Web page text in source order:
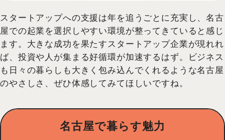
スタートアップへの支援は年を追うごとに充実し、名古
屋での起業を選択しやすい環境が整ってきていると感じ
ます。大きな成功を果たすスタートアップ企業が現れれ
ば、投資や人が集まる好循環が加速するはず。ビジネス
も日々の暮らしも大きく包み込んでくれるような名古屋
のやさしさ、ぜひ体感してみてほしいですね。
名古屋で暮らす魅力